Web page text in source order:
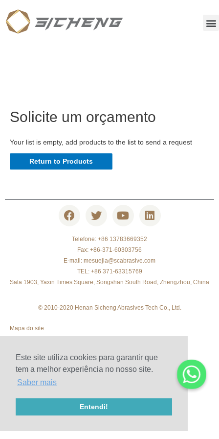
Este site utiliza cookies para garantir que
tem a melhor experiência no nosso site.
Saber mais
Entendi!
Solicite um orçamento
Your list is empty, add products to the list to send a request
Return to Products
© 2010-2020 Henan Sicheng Abrasives Tech Co., Ltd.
Mapa do site
Telefone: +86 13783669352
Fax: +86-371-60303756
E-mail: mesuejia@scabrasive.com
TEL: +86 371-63315769
Sala 1903, Yaxin Times Square, Songshan South Road, Zhengzhou, China